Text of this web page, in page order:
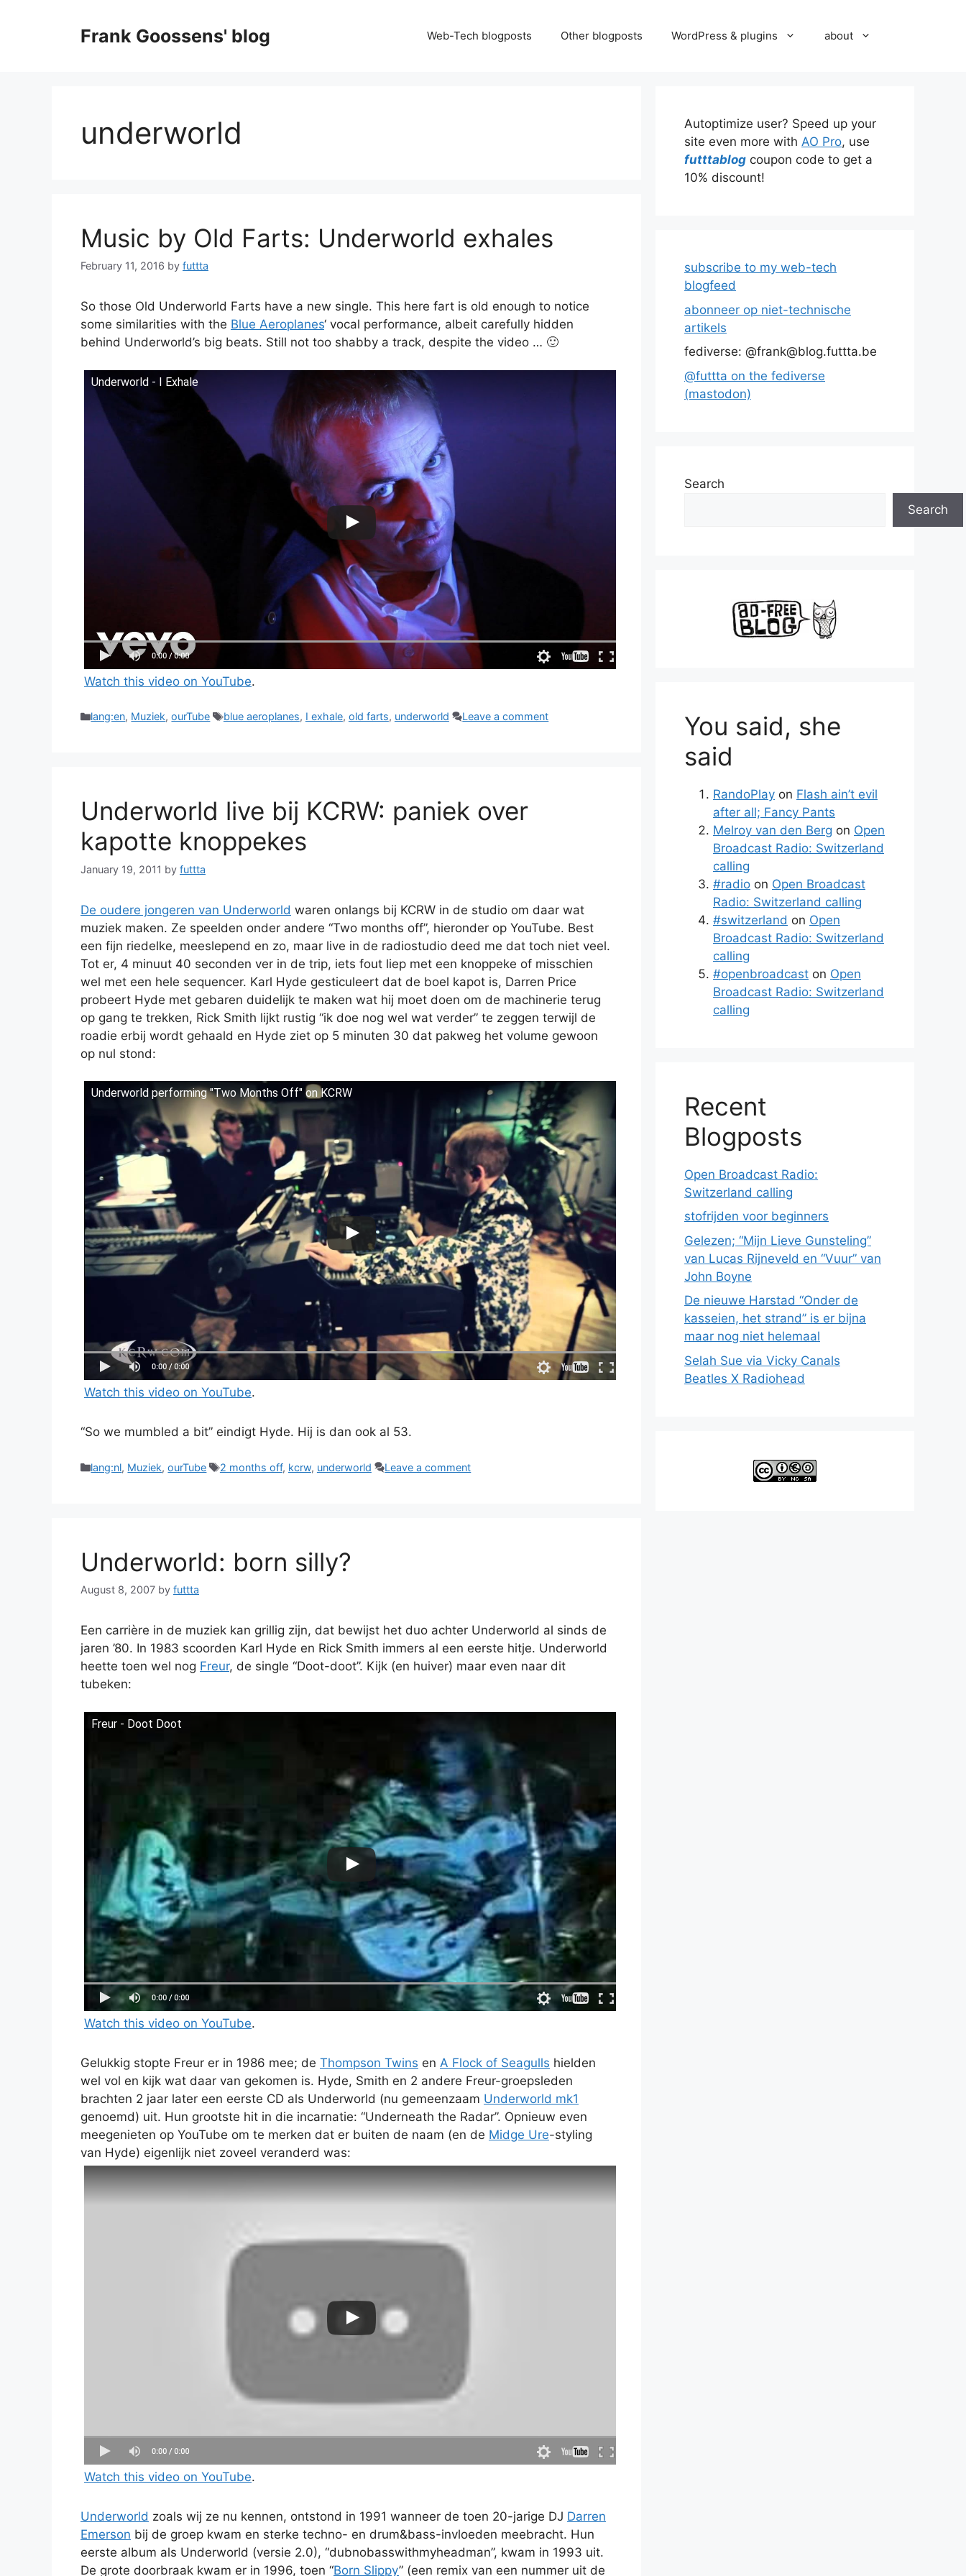
Frank Goossens' blog Web-Tech blogposts Other blogposts WordPress & plugins about
underworld
Music by Old Farts: Underworld exhales
February 11, 2016 by futtta
So those Old Underworld Farts have a new single. This here fart is old enough to notice
some similarities with the Blue Aeroplanes‘ vocal performance, albeit carefully hidden
behind Underworld’s big beats. Still not too shabby a track, despite the video … 🙂
Underworld - I Exhale
Watch this video on YouTube.
Categories
lang:en, Muziek,ourTube Tags
blue aeroplanes, I exhale, old farts, underworld Leave a comment
Underworld live bij KCRW: paniek over
kapotte knoppekes
January 19, 2011 by futtta
De oudere jongeren van Underworld waren onlangs bij KCRW in de studio om daar wat
muziek maken. Ze speelden onder andere “Two months off”, hieronder op YouTube. Best
een fijn riedelke, meeslepend en zo, maar live in de radiostudio deed me dat toch niet veel.
Tot er, 4 minuut 40 seconden ver in de trip, iets fout liep met een knoppeke of misschien
wel met een hele sequencer. Karl Hyde gesticuleert dat de boel kapot is, Darren Price
probeert Hyde met gebaren duidelijk te maken wat hij moet doen om de machinerie terug
op gang te trekken, Rick Smith lijkt rustig “ik doe nog wel wat verder” te zeggen terwijl de
roadie erbij wordt gehaald en Hyde ziet op 5 minuten 30 dat pakweg het volume gewoon
op nul stond:
Underworld performing "Two Months Off" on KCRW
Watch this video on YouTube.
“So we mumbled a bit” eindigt Hyde. Hij is dan ook al 53.
Categories
lang:nl, Muziek,ourTube Tags
2 months off, kcrw, underworld Leave a comment
Underworld: born silly?
August 8, 2007 by futtta
Een carrière in de muziek kan grillig zijn, dat bewijst het duo achter Underworld al sinds de
jaren ’80. In 1983 scoorden Karl Hyde en Rick Smith immers al een eerste hitje. Underworld
heette toen wel nog Freur, de single “Doot-doot”. Kijk (en huiver) maar even naar dit
tubeken:
Freur - Doot Doot
Watch this video on YouTube.
Gelukkig stopte Freur er in 1986 mee; de Thompson Twins en A Flock of Seagulls hielden
wel vol en kijk wat daar van gekomen is. Hyde, Smith en 2 andere Freur-groepsleden
brachten 2 jaar later een eerste CD als Underworld (nu gemeenzaam Underworld mk1
genoemd) uit. Hun grootste hit in die incarnatie: “Underneath the Radar”. Opnieuw even
meegenieten op YouTube om te merken dat er buiten de naam (en de Midge Ure-styling
van Hyde) eigenlijk niet zoveel veranderd was:
Watch this video on YouTube.
Underworld zoals wij ze nu kennen, ontstond in 1991 wanneer de toen 20-jarige DJ Darren
Emerson bij de groep kwam en sterke techno- en drum&bass-invloeden meebracht. Hun
eerste album als Underworld (versie 2.0), “dubnobasswithmyheadman”, kwam in 1993 uit.
De grote doorbraak kwam er in 1996, toen “Born Slippy” (een remix van een nummer uit de
Autoptimize user? Speed up your
site even more with AO Pro, use
futttablog coupon code to get a
10% discount!
subscribe to my web-tech
blogfeed
abonneer op niet-technische
artikels
fediverse: @frank@blog.futtta.be
@futtta on the fediverse
(mastodon)
Search
Search
You said, she
said
RandoPlay on Flash ain’t evil
after all; Fancy Pants
Melroy van den Berg on Open
Broadcast Radio: Switzerland
calling
#radio on Open Broadcast
Radio: Switzerland calling
#switzerland on Open
Broadcast Radio: Switzerland
calling
#openbroadcast on Open
Broadcast Radio: Switzerland
calling
Recent
Blogposts
Open Broadcast Radio:
Switzerland calling
stofrijden voor beginners
Gelezen; “Mijn Lieve Gunsteling”
van Lucas Rijneveld en “Vuur” van
John Boyne
De nieuwe Harstad “Onder de
kasseien, het strand” is er bijna
maar nog niet helemaal
Selah Sue via Vicky Canals
Beatles X Radiohead